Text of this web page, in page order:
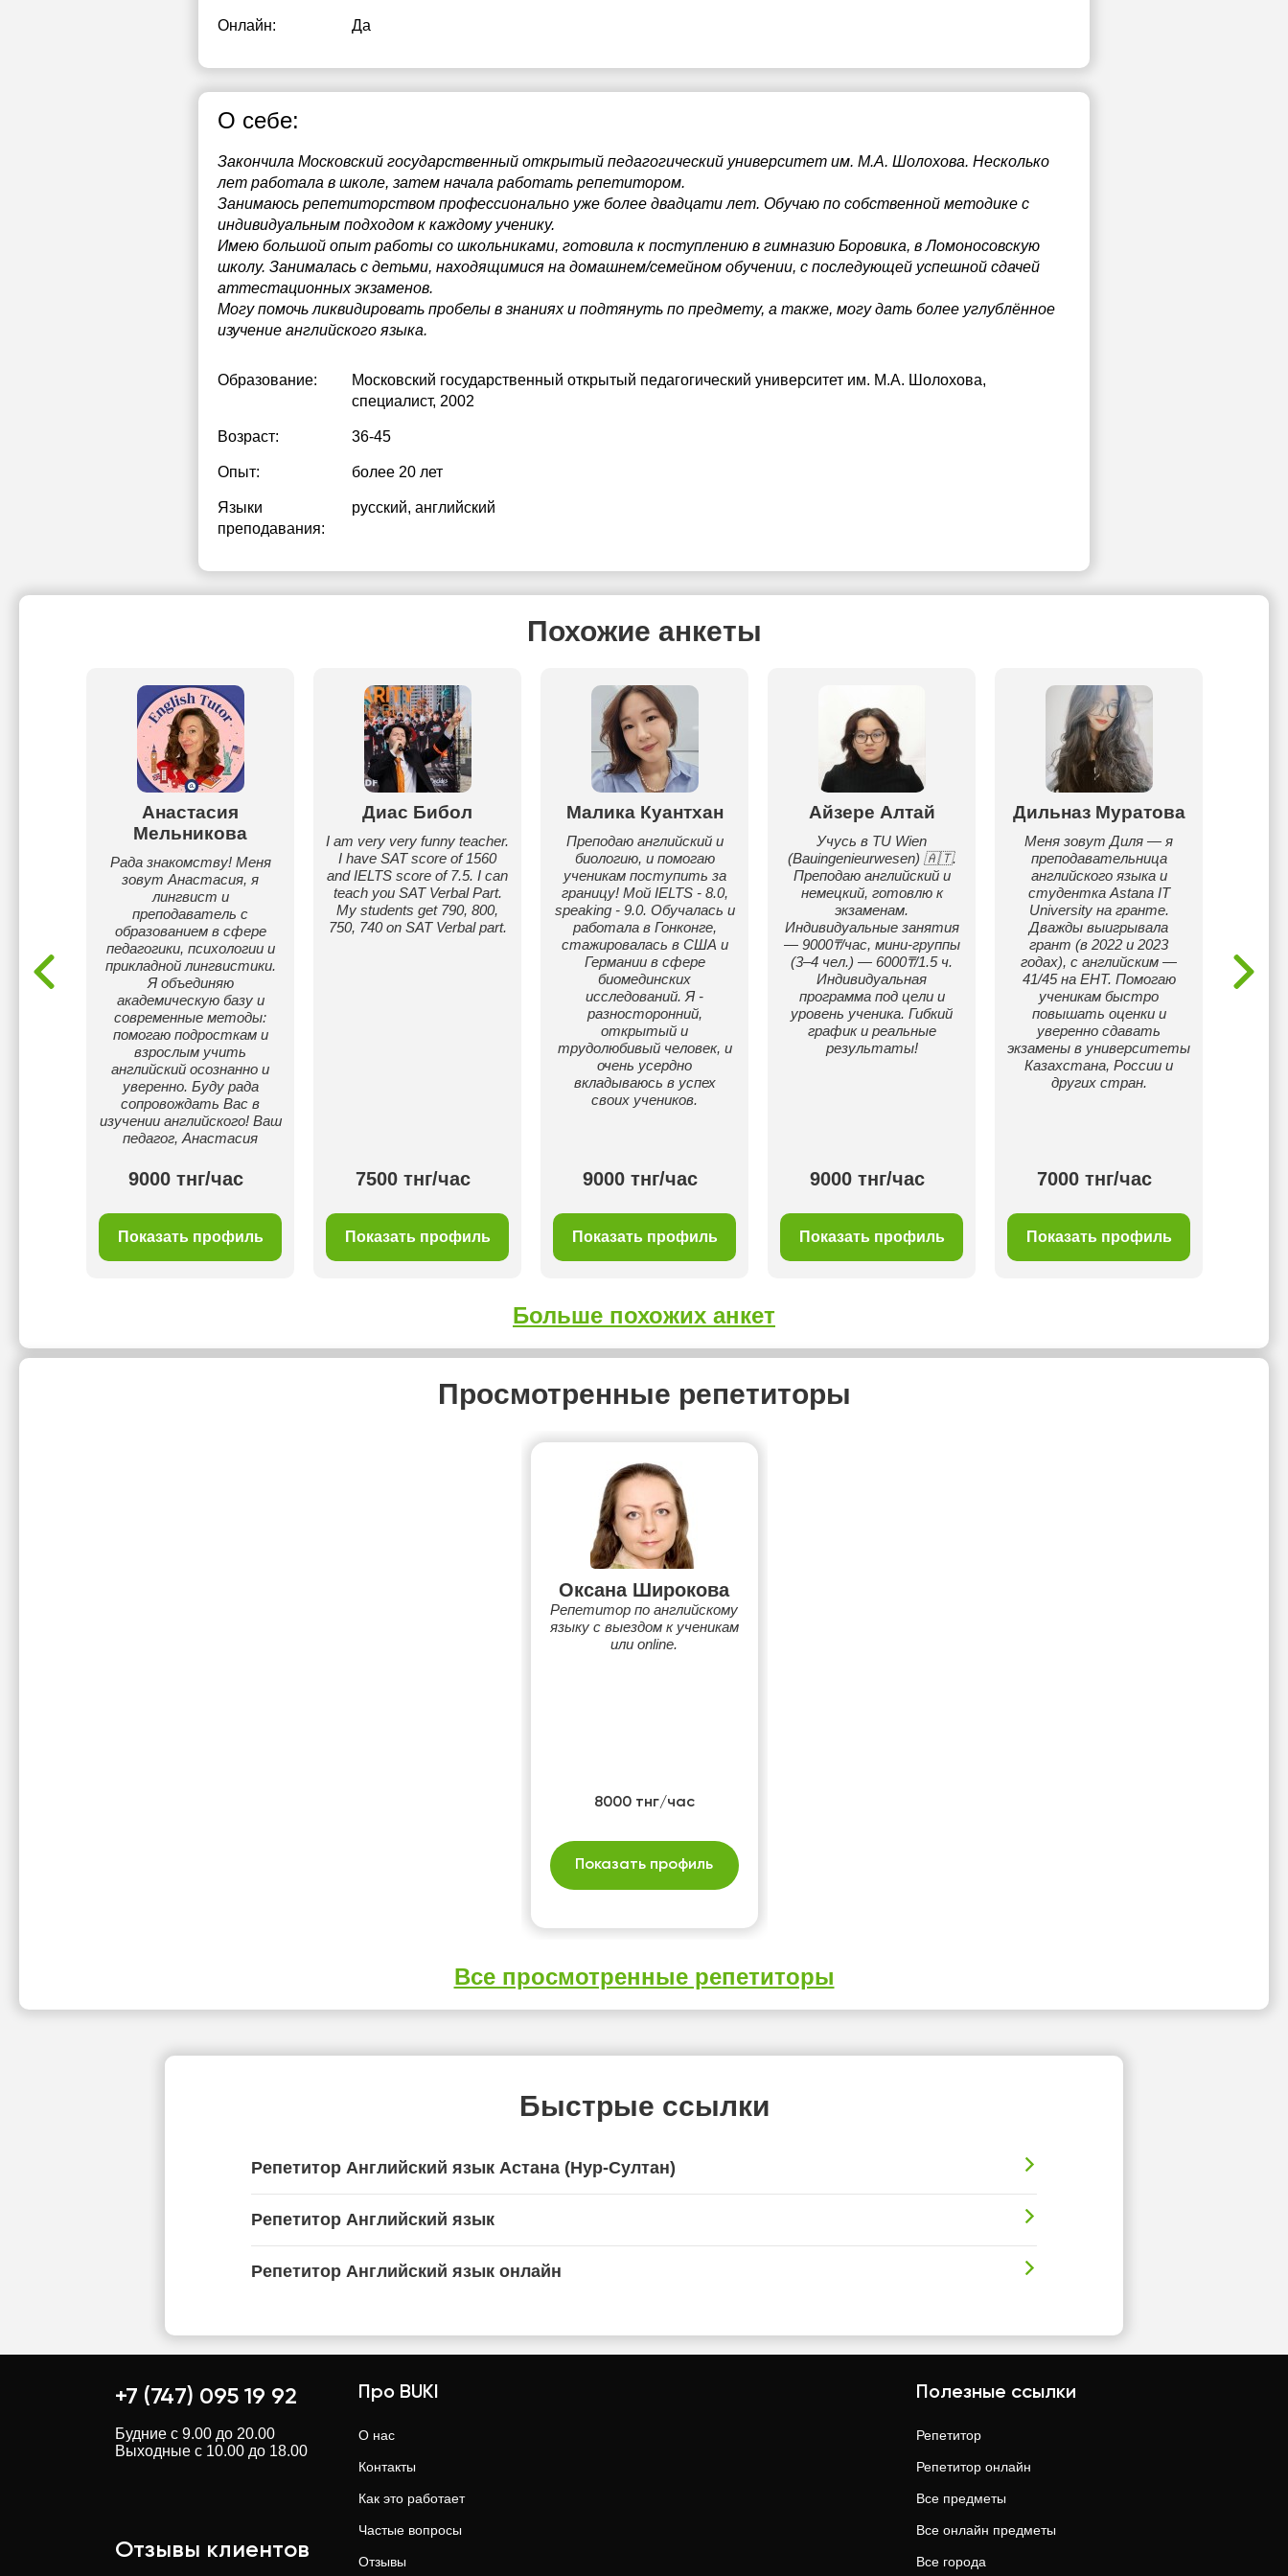
Онлайн: Да
О себе:
Закончила Московский государственный открытый педагогический университет им. М.А. Шолохова. Несколько
лет работала в школе, затем начала работать репетитором.
Занимаюсь репетиторством профессионально уже более двадцати лет. Обучаю по собственной методике с
индивидуальным подходом к каждому ученику.
Имею большой опыт работы со школьниками, готовила к поступлению в гимназию Боровика, в Ломоносовскую
школу. Занималась с детьми, находящимися на домашнем/семейном обучении, с последующей успешной сдачей
аттестационных экзаменов.
Могу помочь ликвидировать пробелы в знаниях и подтянуть по предмету, а также, могу дать более углублённое
изучение английского языка.
Образование: Московский государственный открытый педагогический университет им. М.А. Шолохова,
специалист, 2002
Возраст: 36-45
Опыт: более 20 лет
Языки
преподавания:
русский, английский
Похожие анкеты
и
Анастасия
Мельникова
Рада знакомству! Меня
зовут Анастасия, я
лингвист и
преподаватель с
образованием в сфере
педагогики, психологии и
прикладной лингвистики.
Я объединяю
академическую базу и
современные методы:
помогаю подросткам и
взрослым учить
английский осознанно и
уверенно. Буду рада
сопровождать Вас в
изучении английского! Ваш
педагог, Анастасия
9000 тнг/час
Показать профиль
Диас Бибол
I am very very funny teacher.
I have SAT score of 1560
and IELTS score of 7.5. I can
teach you SAT Verbal Part.
My students get 790, 800,
750, 740 on SAT Verbal part.
7500 тнг/час
Показать профиль
Малика Куантхан
Преподаю английский и
биологию, и помогаю
ученикам поступить за
границу! Мой IELTS - 8.0,
speaking - 9.0. Обучалась и
работала в Гонконге,
стажировалась в США и
Германии в сфере
биомединских
исследований. Я -
разносторонний,
открытый и
трудолюбивый человек, и
очень усердно
вкладываюсь в успех
своих учеников.
9000 тнг/час
Показать профиль
Айзере Алтай
Учусь в TU Wien
(Bauingenieurwesen) 🇦🇹.
Преподаю английский и
немецкий, готовлю к
экзаменам.
Индивидуальные занятия
— 9000₸/час, мини-группы
(3–4 чел.) — 6000₸/1.5 ч.
Индивидуальная
программа под цели и
уровень ученика. Гибкий
график и реальные
результаты!
9000 тнг/час
Показать профиль
Дильназ Муратова
Меня зовут Диля — я
преподавательница
английского языка и
студентка Astana IT
University на гранте.
Дважды выигрывала
грант (в 2022 и 2023
годах), с английским —
41/45 на ЕНТ. Помогаю
ученикам быстро
повышать оценки и
уверенно сдавать
экзамены в университеты
Казахстана, России и
других стран.
7000 тнг/час
Показать профиль
Больше похожих анкет
Просмотренные репетиторы
Оксана Широкова
Репетитор по английскому
языку с выездом к ученикам
или online.
8000 тнг/час
Показать профиль
Все просмотренные репетиторы
Быстрые ссылки
Репетитор Английский язык Астана (Нур-Султан)
Репетитор Английский язык
Репетитор Английский язык онлайн
+7 (747) 095 19 92
Будние с 9.00 до 20.00
Выходные с 10.00 до 18.00
Отзывы клиентов
Про BUKI
О нас
Контакты
Как это работает
Частые вопросы
Отзывы
Полезные ссылки
Репетитор
Репетитор онлайн
Все предметы
Все онлайн предметы
Все города